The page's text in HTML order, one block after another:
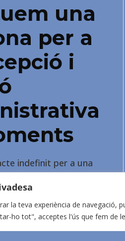
la teva experiència de navegació,
ho tot", acceptes l'ús que fem de
una
per a
i
indefinit per a una
en horari de tardes.
Saber més